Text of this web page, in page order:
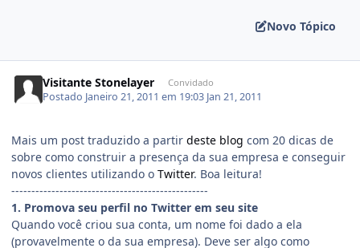
Novo Tópico
Visitante Stonelayer Convidado
Postado Janeiro 21, 2011 em 19:03 Jan 21, 2011
Mais um post traduzido a partir deste blog com 20 dicas de
sobre como construir a presença da sua empresa e conseguir
novos clientes utilizando o Twitter. Boa leitura!
-------------------------------------------------
1. Promova seu perfil no Twitter em seu site
Quando você criou sua conta, um nome foi dado a ela
(provavelmente o da sua empresa). Deve ser algo como